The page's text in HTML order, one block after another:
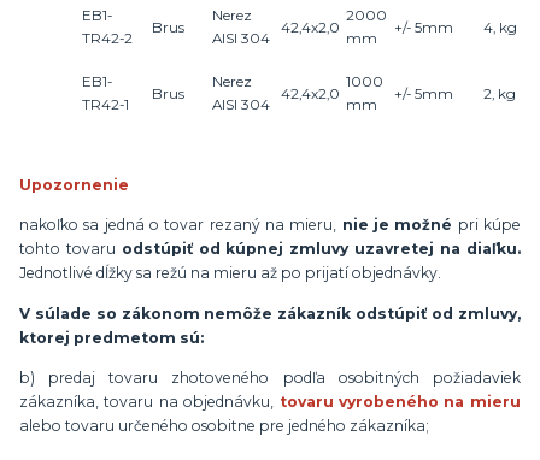
EB1-
TR42-2
Brus
Nerez
AISI 304
42,4x2,0
2000
mm
+/- 5mm 4, kg
EB1-
TR42-1
Brus
Nerez
AISI 304
42,4x2,0
1000
mm
+/- 5mm 2, kg
Upozornenie
nakoľko sa jedná o tovar rezaný na mieru, nie je možné pri kúpe
tohto tovaru odstúpiť od kúpnej zmluvy uzavretej na diaľku.
Jednotlivé dĺžky sa režú na mieru až po prijatí objednávky.
V súlade so zákonom nemôže zákazník odstúpiť od zmluvy,
ktorej predmetom sú:
b) predaj tovaru zhotoveného podľa osobitných požiadaviek
zákazníka, tovaru na objednávku, tovaru vyrobeného na mieru
alebo tovaru určeného osobitne pre jedného zákazníka;